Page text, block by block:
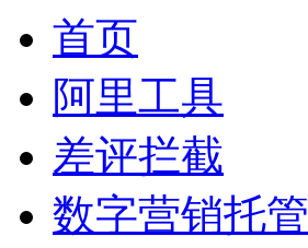
首页
阿里工具
差评拦截
数字营销托管